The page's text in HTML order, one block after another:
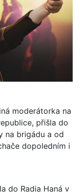
moderátorka na
přišla do
na brigádu a od
dopoledním i
do Radia Haná v